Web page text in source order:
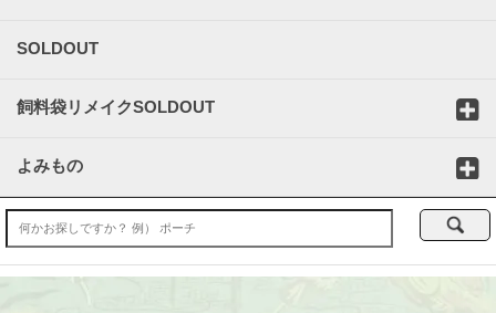
SOLDOUT
飼料袋リメイクSOLDOUT
よみもの